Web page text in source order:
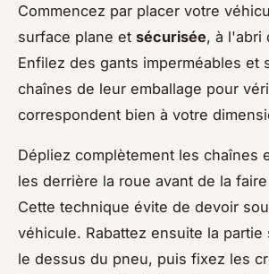
Commencez par placer votre
surface plane et sécurisée, à l'abri
Enfilez des gants imperméables et
chaînes de leur emballage pour
correspondent bien à votre
Dépliez complètement les chaînes
les derrière la roue avant de la
Cette technique évite de devoir
véhicule. Rabattez ensuite la
le dessus du pneu, puis fixez les